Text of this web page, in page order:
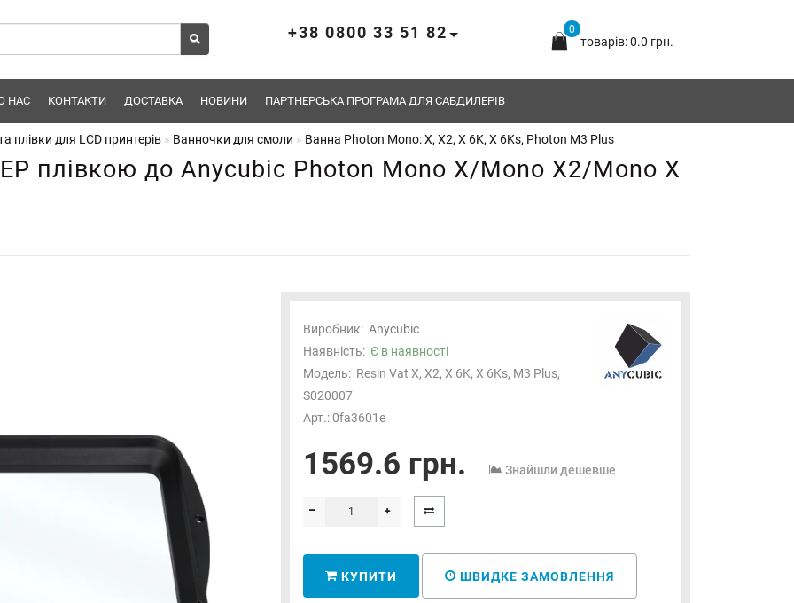
0
товарів: 0.0 грн.
+38 0800 33 51 82
НАС КОНТАКТИ ДОСТАВКА НОВИНИ ПАРТНЕРСЬКА ПРОГРАМА ДЛЯ САБДИЛЕРІВ
плівки для LCD принтерів Ванночки для смоли Ванна Photon Mono: X, X2, X 6K, X 6Ks, Photon M3 Plus
плівкою до Anycubic Photon Mono X/Mono X2/Mono X
Виробник: Anycubic
Наявність: Є в наявності
Модель: Resin Vat X, X2, X 6K, X 6Ks, M3 Plus,
S020007
Арт.: 0fa3601e
1569.6 грн. Знайшли дешевше
КУПИТИ ШВИДКЕ ЗАМОВЛЕННЯ